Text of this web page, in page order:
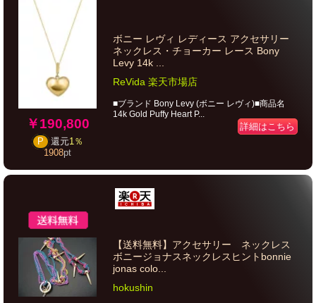
￥190,800
P 還元1％
1908pt
ボニー レヴィ レディース アクセサリー
ネックレス・チョーカー レース Bony
Levy 14k ...
ReVida 楽天市場店
■ブランド Bony Levy (ボニー レヴィ)■商品名
14k Gold Puffy Heart P...
詳細はこちら
【送料無料】アクセサリー ネックレス
ボニージョナスネックレスヒントbonnie
jonas colo...
hokushin